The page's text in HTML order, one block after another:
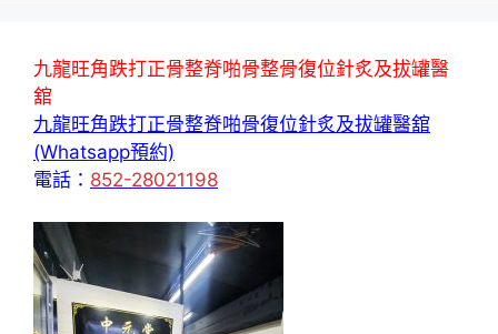
九龍旺角跌打正骨整脊啪骨整骨復位針炙及拔罐醫
舘
九龍旺角跌打正骨整脊啪骨復位針炙及拔罐醫舘
(Whatsapp預約)
電話： 852-28021198